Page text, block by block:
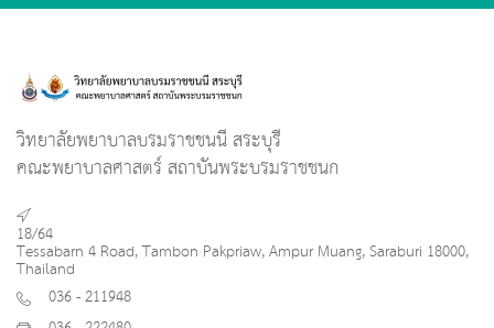
วิทยาลัยพยาบาลบรมราชชนนี สระบุรี
คณะพยาบาลศาสตร์ สถาบันพระบรมราชชนก
18/64
Tessabarn 4 Road, Tambon Pakpriaw, Ampur Muang, Saraburi 18000,
Thailand
036 - 211948